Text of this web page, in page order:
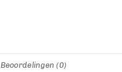
Beoordelingen (0)